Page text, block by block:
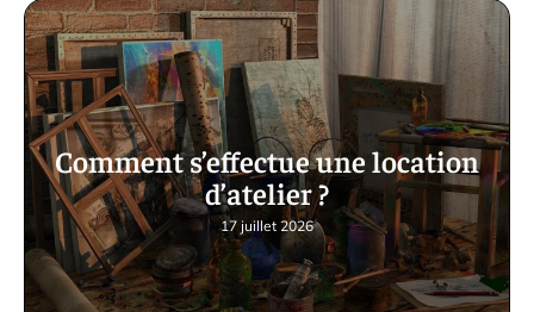
Comment s’effectue une location
d’atelier ?
17 juillet 2026